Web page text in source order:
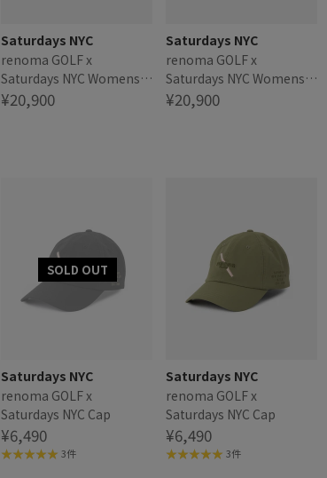
Saturdays NYC
renoma GOLF x
Saturdays NYC Womens
Cargo Skirt | WOMEN
¥20,900
Saturdays NYC
renoma GOLF x
Saturdays NYC Womens
Cargo Skirt | WOMEN
¥20,900
Saturdays NYC
renoma GOLF x
Saturdays NYC Cap
¥6,490
3件
Saturdays NYC
renoma GOLF x
Saturdays NYC Cap
¥6,490
3件